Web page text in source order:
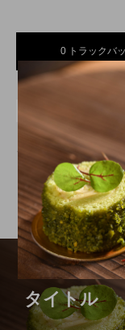
ン
0 トラックバ
この記事へのトラッ
タイトル